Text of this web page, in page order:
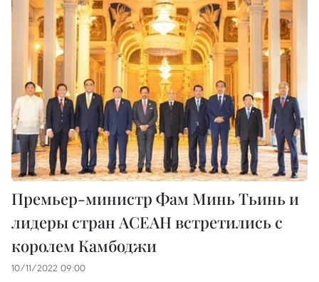
Премьер-министр Фам Минь Тьинь и
лидеры стран АСЕАН встретились с
королем Камбоджи
10/11/2022 09:00